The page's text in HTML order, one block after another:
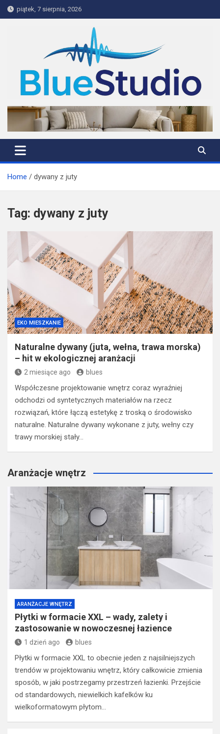
Skip
to
piątek, 7 sierpnia, 2026
BlueStudio
Home dywany z juty
Tag: dywany z juty
EKO MIESZKANIE
Naturalne dywany (juta, wełna, trawa morska)
– hit w ekologicznej aranżacji
2 miesiące ago blues
Współczesne projektowanie wnętrz coraz wyraźniej
odchodzi od syntetycznych materiałów na rzecz
rozwiązań, które łączą estetykę z troską o środowisko
naturalne. Naturalne dywany wykonane z juty, wełny czy
trawy morskiej stały…
Aranżacje wnętrz
ARANŻACJE WNĘTRZ
Płytki w formacie XXL – wady, zalety i
zastosowanie w nowoczesnej łazience
1 dzień ago blues
Płytki w formacie XXL to obecnie jeden z najsilniejszych
trendów w projektowaniu wnętrz, który całkowicie zmienia
sposób, w jaki postrzegamy przestrzeń łazienki. Przejście
od standardowych, niewielkich kafelków ku
wielkoformatowym płytom…